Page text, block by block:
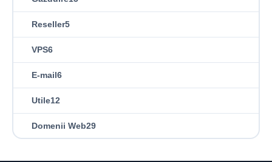
Reseller5
VPS6
E-mail6
Utile12
Domenii Web29